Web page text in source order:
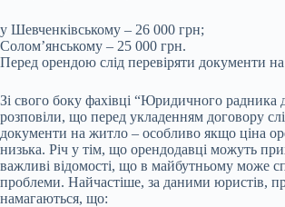
у Шевченківському – 26 000 грн;
Солом’янському – 25 000 грн.
Перед орендою слід перевіряти документи
Зі свого боку фахівці “Юридичного
розповіли, що перед укладенням договору
документи на житло – особливо якщо ціна
низька. Річ у тім, що орендодавці можуть
важливі відомості, що в майбутньому може
проблеми. Найчастіше, за даними юристів,
намагаються, що: